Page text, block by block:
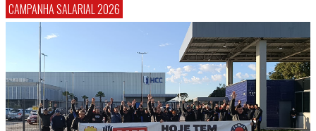
CAMPANHA SALARIAL 2026